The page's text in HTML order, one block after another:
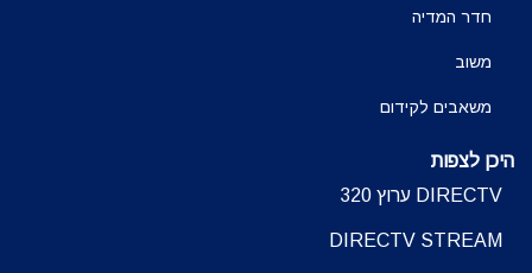
חדר המדיה
משוב
משאבים לקידום
היכן לצפות
DIRECTV ערוץ 320
DIRECTV STREAM